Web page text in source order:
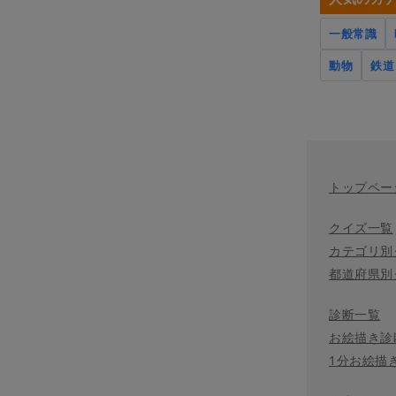
一般常識
動物
鉄道
トップペ
クイズ一覧
カテゴリ
都道府県
診断一覧
お絵描き
1分お絵描